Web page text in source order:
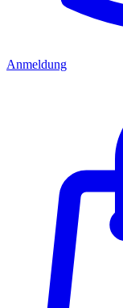
Anmeldung